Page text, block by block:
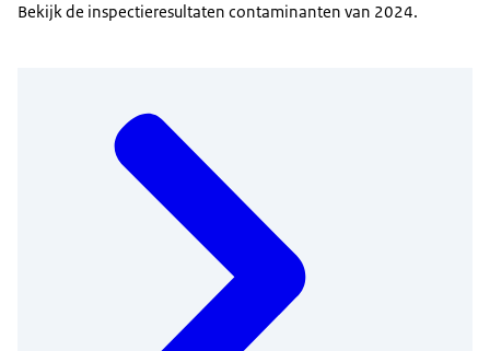
Bekijk de inspectieresultaten contaminanten van 2024.